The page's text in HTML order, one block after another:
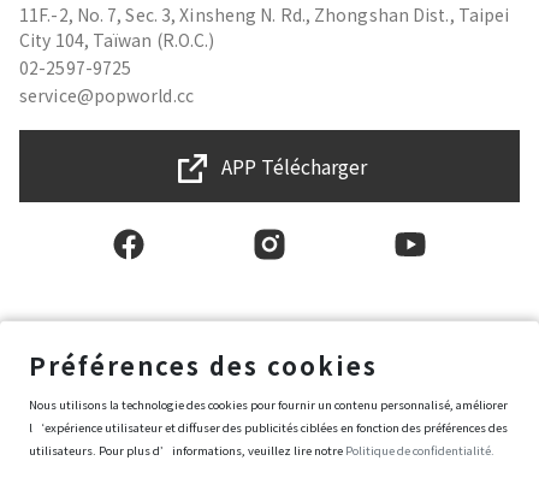
11F.-2, No. 7, Sec. 3, Xinsheng N. Rd., Zhongshan Dist., Taipei
City 104, Taïwan (R.O.C.)
02-2597-9725
service@popworld.cc
APP Télécharger
Conditions générales d'utilisation
Politique de protection des données et de la vie privée
Français
Préférences des cookies
Nous utilisons la technologie des cookies pour fournir un contenu personnalisé, améliorer
l‘expérience utilisateur et diffuser des publicités ciblées en fonction des préférences des
utilisateurs. Pour plus d’informations, veuillez lire notre Politique de confidentialité.